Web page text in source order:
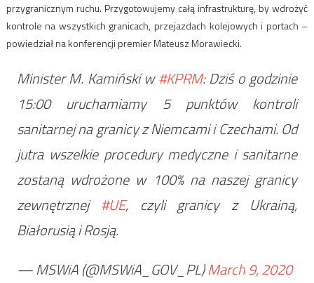
przygranicznym ruchu. Przygotowujemy całą infrastrukturę, by wdrożyć
kontrole na wszystkich granicach, przejazdach kolejowych i portach –
powiedział na konferencji premier Mateusz Morawiecki.
Minister M. Kamiński w#KPRM: Dziś o godzinie
15:00 uruchamiamy 5 punktów kontroli
sanitarnej na granicy z Niemcami i Czechami. Od
jutra wszelkie procedury medyczne i sanitarne
zostaną wdrożone w 100% na naszej granicy
zewnętrznej #UE, czyli granicy z Ukrainą,
Białorusią i Rosją.
— MSWiA (@MSWiA_GOV_PL)March 9, 2020